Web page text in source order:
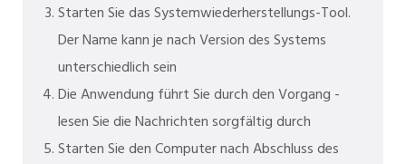
Starten Sie das Systemwiederherstellungs-Tool.
Der Name kann je nach Version des Systems
unterschiedlich sein
Die Anwendung führt Sie durch den Vorgang -
lesen Sie die Nachrichten sorgfältig durch
Starten Sie den Computer nach Abschluss des